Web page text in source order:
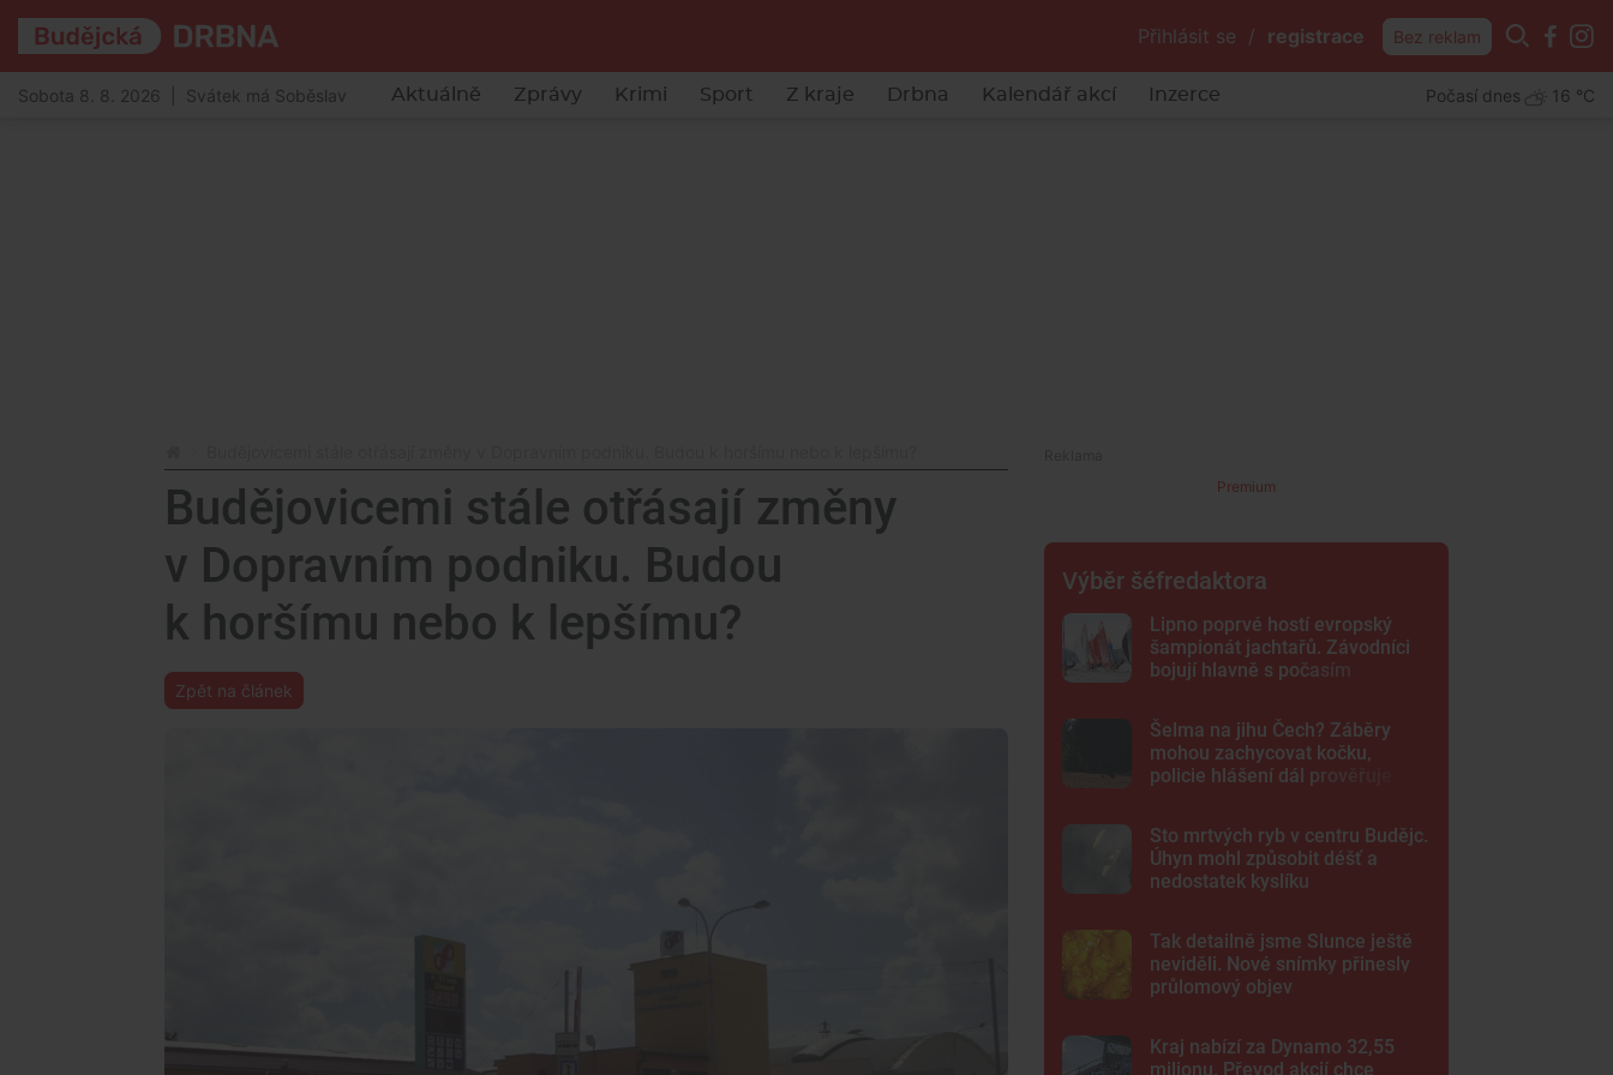
Přihlásit se / registrace Bez reklam
Sobota 8. 8. 2026 | Svátek má Soběslav Aktuálně Zprávy Krimi Sport Z kraje Drbna Kalendář akcí Inzerce Počasí dnes 16 °C
Budějovicemi stále otřásají změny
v Dopravním podniku. Budou
k horšímu nebo k lepšímu?
Zpět na článek
Premium
Výběr šéfredaktora
Lipno poprvé hostí evropský
šampionát jachtařů. Závodníci
bojují hlavně s počasím
Šelma na jihu Čech? Záběry
mohou zachycovat kočku,
policie hlášení dál prověřuje
Sto mrtvých ryb v centru Budějc.
Úhyn mohl způsobit déšť a
nedostatek kyslíku
Tak detailně jsme Slunce ještě
neviděli. Nové snímky přinesly
průlomový objev
Kraj nabízí za Dynamo 32,55
milionu. Převod akcií chce